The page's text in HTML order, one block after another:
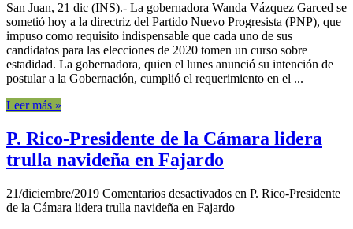
San Juan, 21 dic (INS).- La gobernadora Wanda Vázquez Garced se
sometió hoy a la directriz del Partido Nuevo Progresista (PNP), que
impuso como requisito indispensable que cada uno de sus
candidatos para las elecciones de 2020 tomen un curso sobre
estadidad. La gobernadora, quien el lunes anunció su intención de
postular a la Gobernación, cumplió el requerimiento en el ...
Leer más »
P. Rico-Presidente de la Cámara lidera
trulla navideña en Fajardo
21/diciembre/2019 Comentarios desactivados en P. Rico-Presidente
de la Cámara lidera trulla navideña en Fajardo